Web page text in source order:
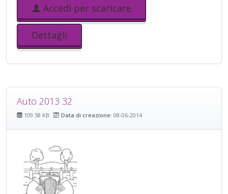
Accedi per scaricare
Dettagli
Auto 2013 32
109.58 KB Data di creazione: 08-06-2014